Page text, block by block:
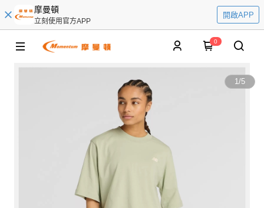
摩曼頓
立刻使用官方APP
開啟APP
0
1/5